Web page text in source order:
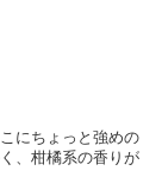
にちょっと強めの
、柑橘系の香りが